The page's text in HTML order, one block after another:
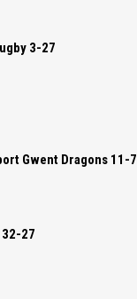
3-27
Gwent Dragons 11-7
27